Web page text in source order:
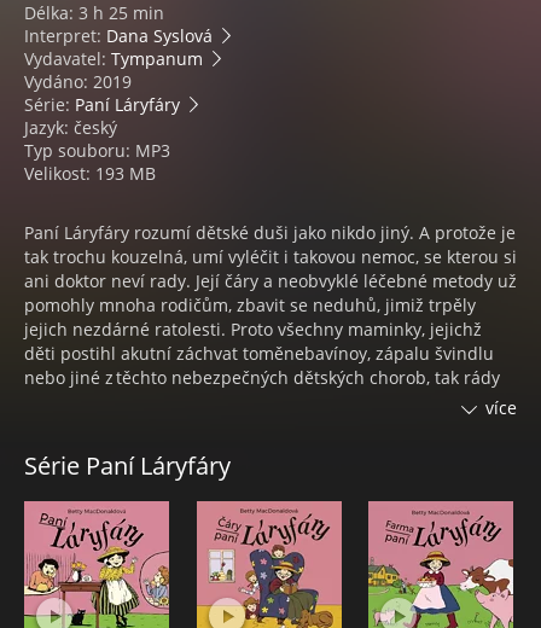
Délka: 3 h 25 min
Interpret: Dana Syslová
Vydavatel: Tympanum
Vydáno: 2019
Série: Paní Láryfáry
Jazyk: český
Typ souboru: MP3
Velikost: 193 MB
Paní Láryfáry rozumí dětské duši jako nikdo jiný. A protože je
tak trochu kouzelná, umí vyléčit i takovou nemoc, se kterou si
ani doktor neví rady. Její čáry a neobvyklé léčebné metody už
pomohly mnoha rodičům, zbavit se neduhů, jimiž trpěly
jejich nezdárné ratolesti. Proto všechny maminky, jejichž
děti postihl akutní záchvat toměnebavínoy, zápalu švindlu
nebo jiné z těchto nebezpečných dětských chorob, tak rády
BETTY MACDONALDOVÁ
Narodila se do početné a svérázné rodiny, která se často
stěhovala. Ve dvaceti letech se Betty vdala a odešla na
odlehlou slepičí farmu. Tuto svou "drůbeží" etapu pak
zachytila v knize Vejce a já, románové prvotině, která jí
zajistila okamžitý úspěch. Po vypuknutí Velké hospodářské
více
Série Paní Láryfáry